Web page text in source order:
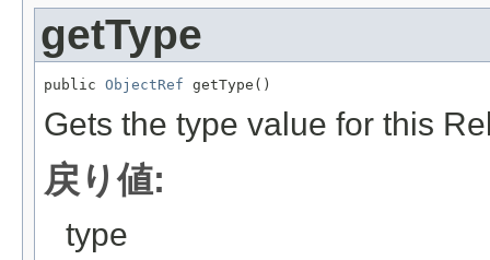
getType
public ObjectRef getType()
Gets the type value for this
戻り値:
type